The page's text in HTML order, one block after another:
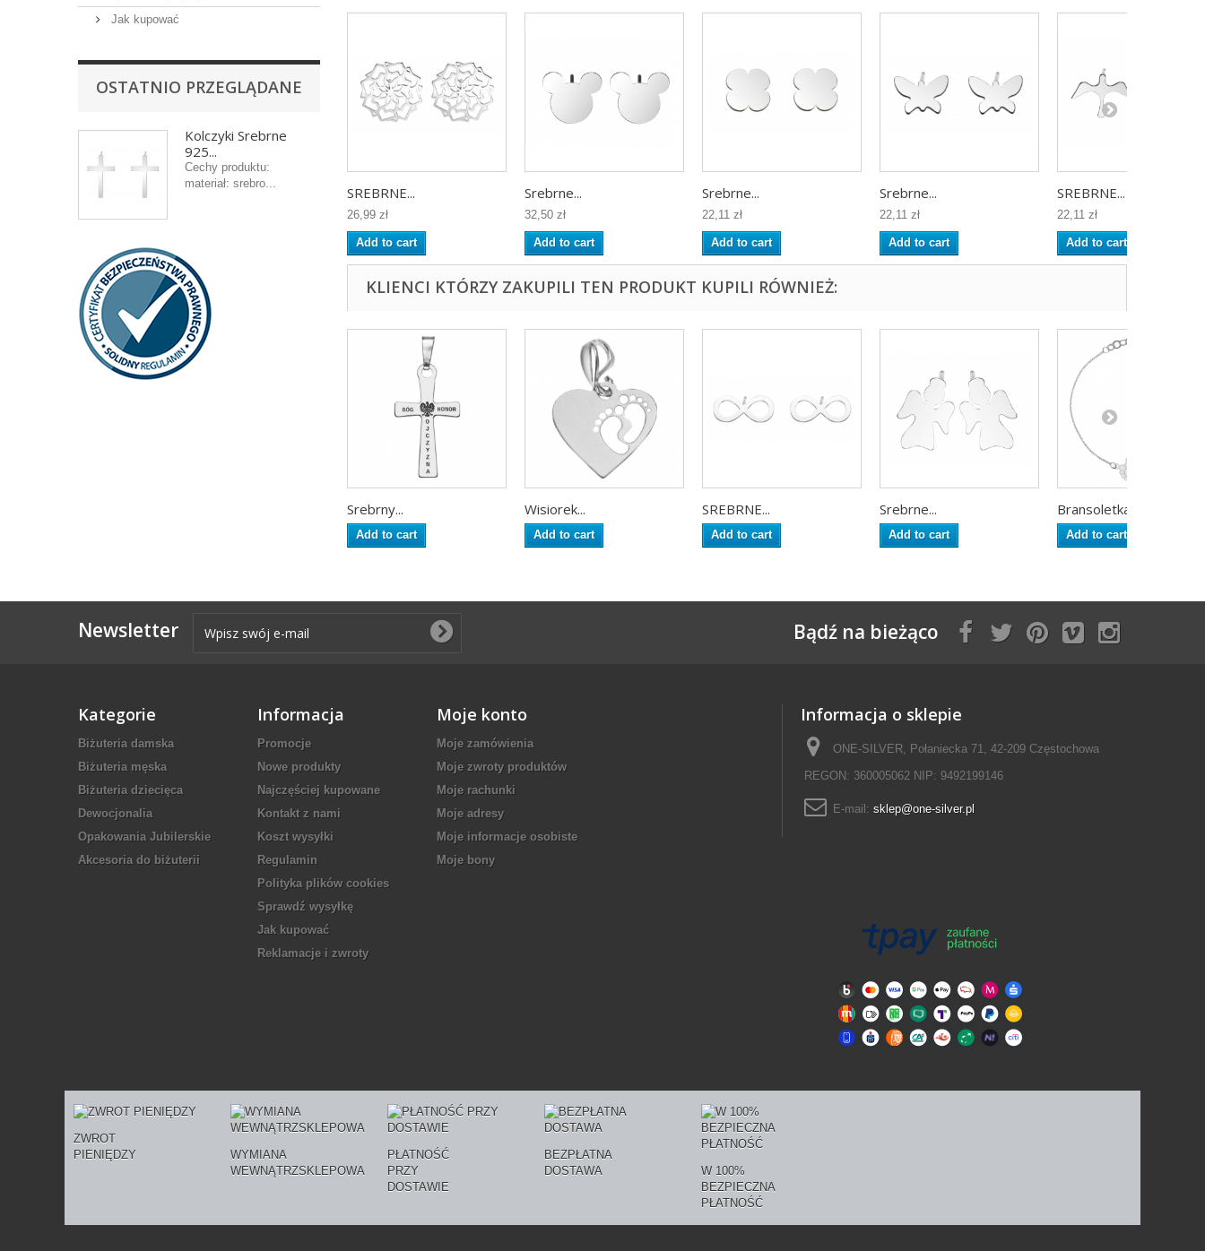
Jak kupować
OSTATNIO PRZEGLĄDANE
Kolczyki Srebrne
925...
Cechy produktu:
materiał: srebro...
SREBRNE...
26,99 zł
Add to cart
Srebrne...
32,50 zł
Add to cart
Srebrne...
22,11 zł
Add to cart
Srebrne...
22,11 zł
Add to cart
SREBRNE...
22,11 zł
Add to cart
KLIENCI KTÓRZY ZAKUPILI TEN PRODUKT KUPILI RÓWNIEŻ:
Srebrny...
Add to cart
Wisiorek...
Add to cart
SREBRNE...
Add to cart
Srebrne...
Add to cart
Bransoletka...
Add to cart
Newsletter Bądź na bieżąco
Kategorie
Biżuteria damska
Biżuteria męska
Biżuteria dziecięca
Dewocjonalia
Opakowania Jubilerskie
Akcesoria do biżuterii
Informacja
Promocje
Nowe produkty
Najczęściej kupowane
Kontakt z nami
Koszt wysyłki
Regulamin
Polityka plików cookies
Sprawdź wysyłkę
Jak kupować
Reklamacje i zwroty
Moje konto
Moje zamówienia
Moje zwroty produktów
Moje rachunki
Moje adresy
Moje informacje osobiste
Moje bony
Informacja o sklepie
ONE-SILVER, Połaniecka 71, 42-209 Częstochowa
REGON: 360005062 NIP: 9492199146
E-mail: sklep@one-silver.pl
ZWROT
PIENIĘDZY
WYMIANA
WEWNĄTRZSKLEPOWA
PŁATNOŚĆ
PRZY
DOSTAWIE
BEZPŁATNA
DOSTAWA
W 100%
BEZPIECZNA
PŁATNOŚĆ